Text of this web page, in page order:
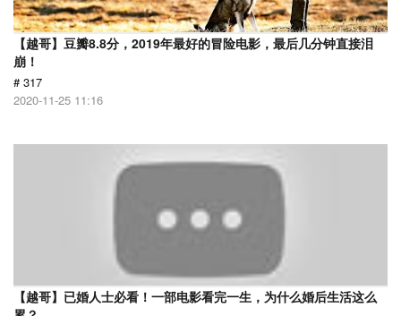
【越哥】豆瓣8.8分，2019年最好的冒险电影，最后几分钟直接泪
崩！
# 317
2020-11-25 11:16
【越哥】已婚人士必看！一部电影看完一生，为什么婚后生活这么